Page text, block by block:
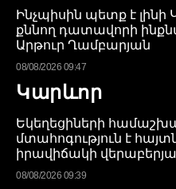
Ինչպիսին պետք է լինի
քննող դատավորի
Արթուր Ղամբարյան
08/08/2026 09:47
Կարևոր
Եկեղեցիների
մտահոգություն է
իրավիճակի
08/08/2026 09:39